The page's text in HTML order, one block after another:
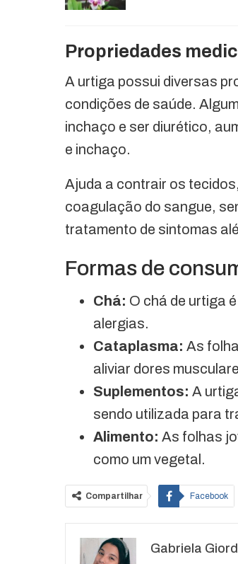
Propriedades
A urtiga possui diversas
condições de saúde.
inchaço e ser diurético,
e inchaço.
Ajuda a contrair os
coagulação do sangue,
tratamento de sintomas
Formas de
Chá: O chá de urtiga
alergias.
Cataplasma: As
aliviar dores
Suplementos: A
sendo utilizada para
Alimento: As folhas
como um vegetal.
Compartilhar Facebook
Gabriela